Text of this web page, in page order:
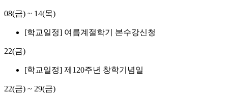
08(금) ~ 14(목)
[학교일정] 여름계절학기 본수강신청
22(금)
[학교일정] 제120주년 창학기념일
22(금) ~ 29(금)